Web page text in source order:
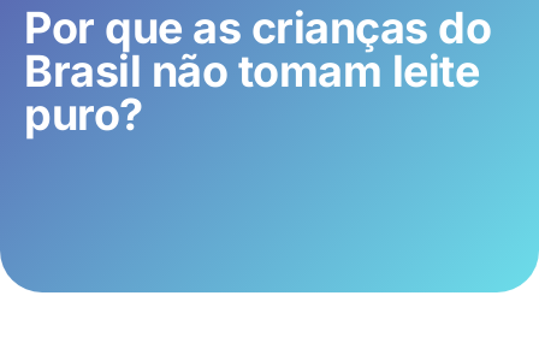
Por que as crianças do
Brasil não tomam leite
puro?